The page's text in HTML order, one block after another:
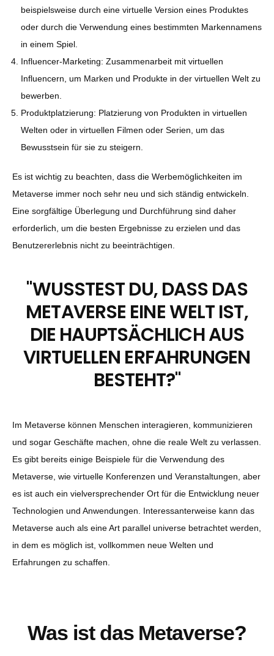
beispielsweise durch eine virtuelle Version eines Produktes
oder durch die Verwendung eines bestimmten Markennamens
in einem Spiel.
Influencer-Marketing: Zusammenarbeit mit virtuellen
Influencern, um Marken und Produkte in der virtuellen Welt zu
bewerben.
Produktplatzierung: Platzierung von Produkten in virtuellen
Welten oder in virtuellen Filmen oder Serien, um das
Bewusstsein für sie zu steigern.
Es ist wichtig zu beachten, dass die Werbemöglichkeiten im
Metaverse immer noch sehr neu und sich ständig entwickeln.
Eine sorgfältige Überlegung und Durchführung sind daher
erforderlich, um die besten Ergebnisse zu erzielen und das
Benutzererlebnis nicht zu beeinträchtigen.
"WUSSTEST DU, DASS DAS
METAVERSE EINE WELT IST,
DIE HAUPTSÄCHLICH AUS
VIRTUELLEN ERFAHRUNGEN
BESTEHT?"
Im Metaverse können Menschen interagieren, kommunizieren
und sogar Geschäfte machen, ohne die reale Welt zu verlassen.
Es gibt bereits einige Beispiele für die Verwendung des
Metaverse, wie virtuelle Konferenzen und Veranstaltungen, aber
es ist auch ein vielversprechender Ort für die Entwicklung neuer
Technologien und Anwendungen. Interessanterweise kann das
Metaverse auch als eine Art parallel universe betrachtet werden,
in dem es möglich ist, vollkommen neue Welten und
Erfahrungen zu schaffen.
Was ist das Metaverse?